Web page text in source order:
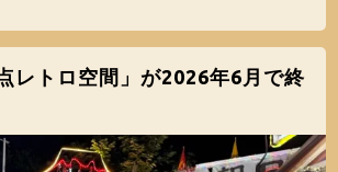
レトロ空間」が2026年6月で終